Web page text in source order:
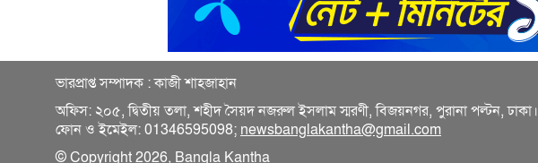
ভারপ্রাপ্ত সম্পাদক : কাজী শাহজাহান
অফিস: ২০৫, দ্বিতীয় তলা, শহীদ সৈয়দ নজরুল ইসলাম স্মরণী, বিজয়নগর, পুরানা পল্টন, ঢাকা।
ফোন ও ইমেইল: 01346595098; newsbanglakantha@gmail.com
© Copyright 2026, Bangla Kantha